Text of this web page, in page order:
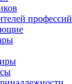
профессий